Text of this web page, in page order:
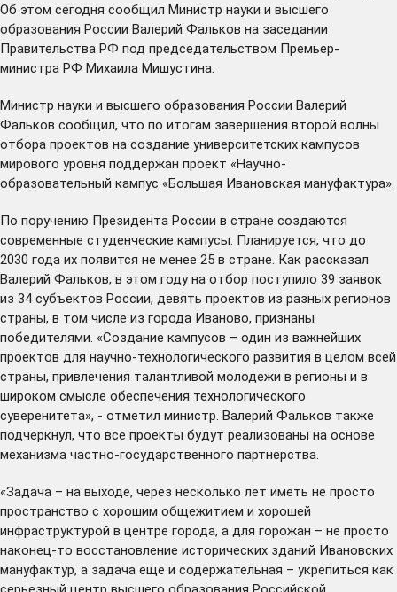
Об этом сегодня сообщил Министр науки и высшего
образования России Валерий Фальков на заседании
Правительства РФ под председательством Премьер-
министра РФ Михаила Мишустина.
Министр науки и высшего образования России Валерий
Фальков сообщил, что по итогам завершения второй волны
отбора проектов на создание университетских кампусов
мирового уровня поддержан проект «Научно-
образовательный кампус «Большая Ивановская мануфактура».
По поручению Президента России в стране создаются
современные студенческие кампусы. Планируется, что до
2030 года их появится не менее 25 в стране. Как рассказал
Валерий Фальков, в этом году на отбор поступило 39 заявок
из 34 субъектов России, девять проектов из разных регионов
страны, в том числе из города Иваново, признаны
победителями. «Создание кампусов – один из важнейших
проектов для научно-технологического развития в целом всей
страны, привлечения талантливой молодежи в регионы и в
широком смысле обеспечения технологического
суверенитета», - отметил министр. Валерий Фальков также
подчеркнул, что все проекты будут реализованы на основе
механизма частно-государственного партнерства.
«Задача – на выходе, через несколько лет иметь не просто
пространство с хорошим общежитием и хорошей
инфраструктурой в центре города, а для горожан – не просто
наконец-то восстановление исторических зданий Ивановских
мануфактур, а задача еще и содержательная – укрепиться как